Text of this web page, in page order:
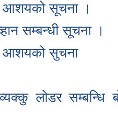
आशयको सूचना ।
सम्बन्धी सूचना ।
आशयको सुचना
लोडर सम्बन्धि